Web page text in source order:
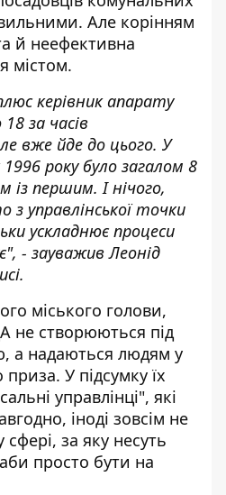
Але корінням
й неефективна
містом.
керівник апарату
за часів
вже йде до цього. У
року було загалом 8
із першим. І нічого,
з управлінської точки
ускладнює процеси
- зауважив Леонід
міського голови,
не створюються під
а надаються людям у
приза. У підсумку їх
управлінці", які
іноді зовсім не
за яку несуть
аби просто бути на